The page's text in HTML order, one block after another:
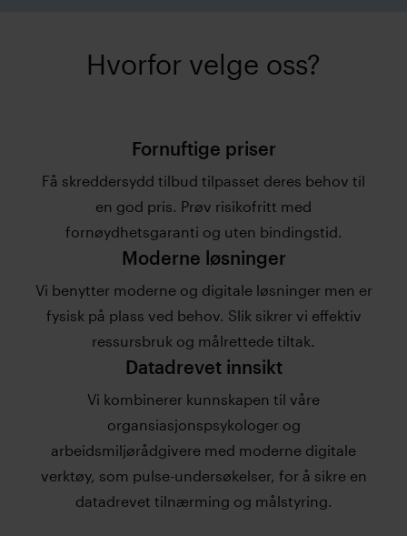
Hvorfor velge oss?
Fornuftige priser
Få skreddersydd tilbud tilpasset deres behov til
en god pris. Prøv risikofritt med
fornøydhetsgaranti og uten bindingstid.
Moderne løsninger
Vi benytter moderne og digitale løsninger men er
fysisk på plass ved behov. Slik sikrer vi effektiv
ressursbruk og målrettede tiltak.
Datadrevet innsikt
Vi kombinerer kunnskapen til våre
organsiasjonspsykologer og
arbeidsmiljørådgivere med moderne digitale
verktøy, som pulse-undersøkelser, for å sikre en
datadrevet tilnærming og målstyring.